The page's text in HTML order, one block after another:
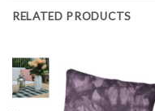
RELATED PRODUCTS